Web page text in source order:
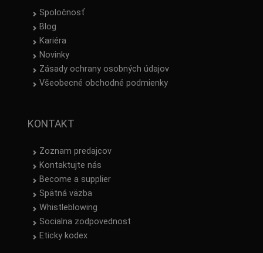
Spoločnosť
Blog
Kariéra
Novinky
Zásady ochrany osobných údajov
Všeobecné obchodné podmienky
KONTAKT
Zoznam predajcov
Kontaktujte nás
Become a supplier
Spätná väzba
Whistleblowing
Socialna zodpovednost
Eticky kodex